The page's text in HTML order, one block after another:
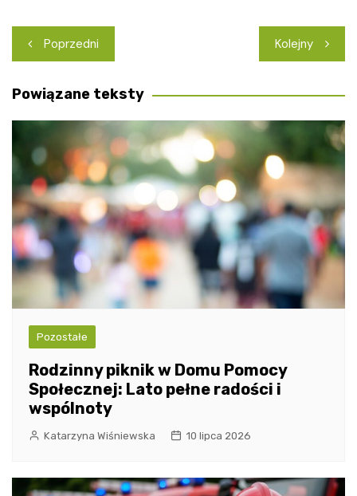
Nawigacja
wpisu
Poprzedni Kolejny
Powiązane teksty
Pozostałe
Rodzinny piknik w Domu Pomocy
Społecznej: Lato pełne radości i
wspólnoty
Katarzyna Wiśniewska 10 lipca 2026